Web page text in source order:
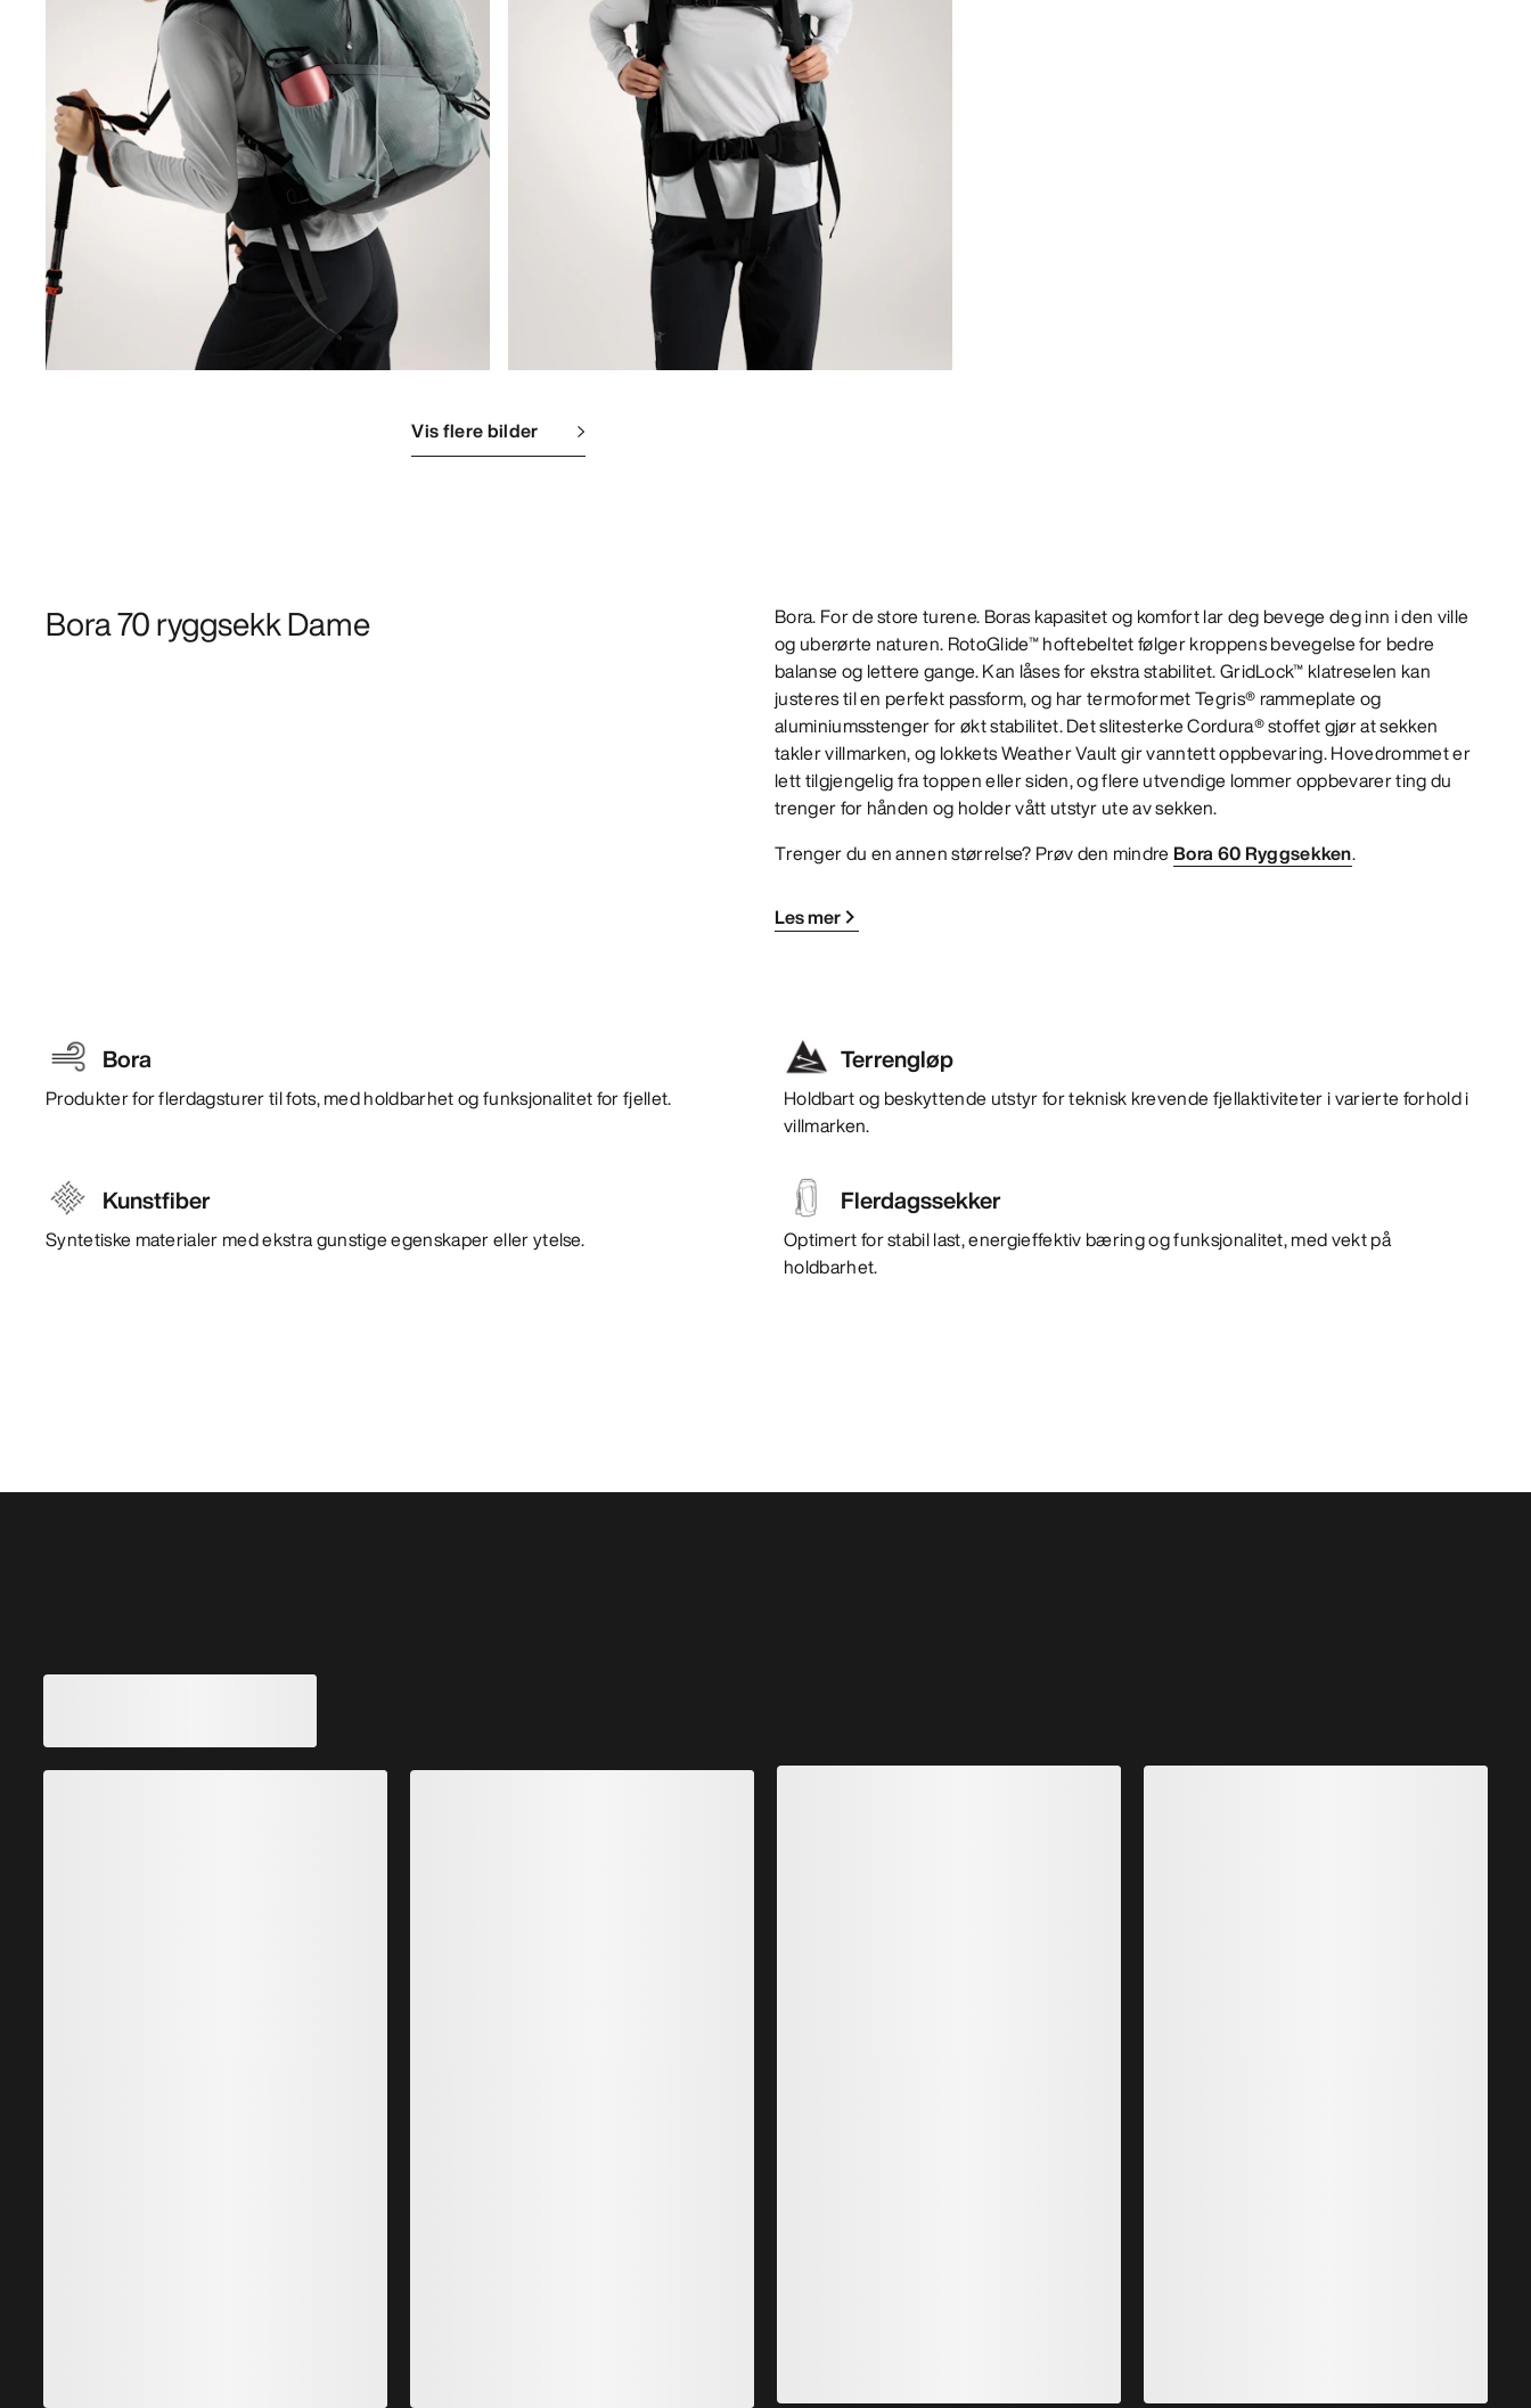
Vis flere bilder
Bora 70 ryggsekk Dame
Bora. For de store turene. Boras kapasitet og komfort lar deg bevege deg inn i den ville
og uberørte naturen. RotoGlide™ hoftebeltet følger kroppens bevegelse for bedre
balanse og lettere gange. Kan låses for ekstra stabilitet. GridLock™ klatreselen kan
justeres til en perfekt passform, og har termoformet Tegris® rammeplate og
aluminiumsstenger for økt stabilitet. Det slitesterke Cordura® stoffet gjør at sekken
takler villmarken, og lokkets Weather Vault gir vanntett oppbevaring. Hovedrommet er
lett tilgjengelig fra toppen eller siden, og flere utvendige lommer oppbevarer ting du
trenger for hånden og holder vått utstyr ute av sekken.
Trenger du en annen størrelse? Prøv den mindre Bora 60 Ryggsekken.
Les mer
Bora
Produkter for flerdagsturer til fots, med holdbarhet og funksjonalitet for fjellet.
Terrengløp
Holdbart og beskyttende utstyr for teknisk krevende fjellaktiviteter i varierte forhold i
villmarken.
Kunstfiber
Syntetiske materialer med ekstra gunstige egenskaper eller ytelse.
Flerdagssekker
Optimert for stabil last, energieffektiv bæring og funksjonalitet, med vekt på
holdbarhet.